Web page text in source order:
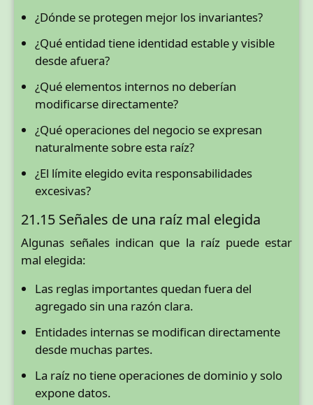
¿Dónde se protegen mejor los invariantes?
¿Qué entidad tiene identidad estable y visible
desde afuera?
¿Qué elementos internos no deberían
modificarse directamente?
¿Qué operaciones del negocio se expresan
naturalmente sobre esta raíz?
¿El límite elegido evita responsabilidades
excesivas?
21.15 Señales de una raíz mal elegida
Algunas señales indican que la raíz puede estar
mal elegida:
Las reglas importantes quedan fuera del
agregado sin una razón clara.
Entidades internas se modifican directamente
desde muchas partes.
La raíz no tiene operaciones de dominio y solo
expone datos.